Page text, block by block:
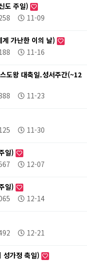
도 주일)
11-09
가난한 이의 날)
11-16
도왕 대축일.성서주간(~12
11-23
11-30
일)
12-07
일)
12-14
12-21
가정 축일)